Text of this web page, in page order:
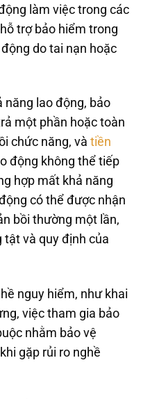
làm việc trong các
trợ bảo hiểm trong
do tai nạn hoặc
năng lao động, bảo
một phần hoặc toàn
chức năng, và tiền
động không thể tiếp
hợp mất khả năng
có thể được nhận
bồi thường một lần,
và quy định của
nguy hiểm, như khai
việc tham gia bảo
nhằm bảo vệ
gặp rủi ro nghề